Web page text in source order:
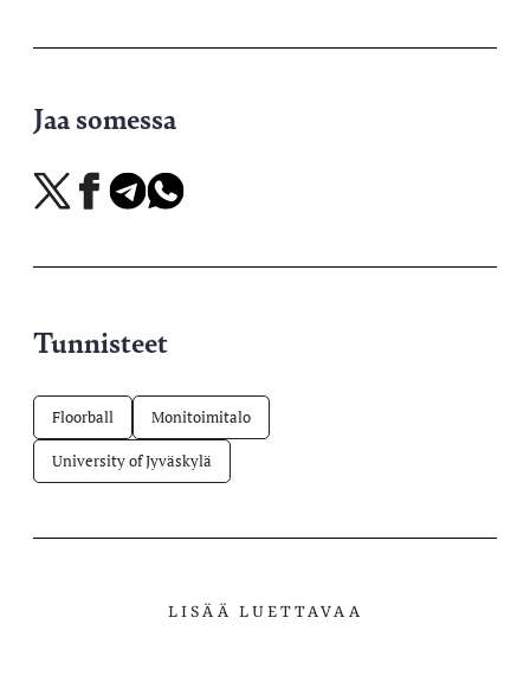
Jaa somessa
Jaa
X-
Jaa
Facebookissa
Jaa
Telegramissa
Jaa
WhatsAppissa
Tunnisteet
Floorball Monitoimitalo
University of Jyväskylä
LISÄÄ LUETTAVAA